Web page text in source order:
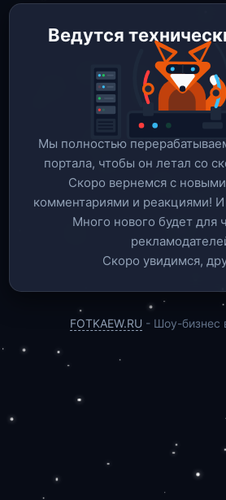
Ведутся
Мы полностью
портала, чтобы он летал со
Скоро вернемся c
комментариями и реакциями! И
Много нового будет для
Скоро увидимся,
FOTKAEW.RU - Шоу-бизнес